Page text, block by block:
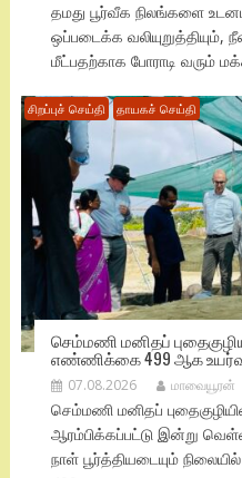
தமது பூர்வீக நிலங்களை
ஒப்படைக்க
மீட்பதற்காக போராடி வரும்
சிறப்புச் செய்தி தாயகச் செய்தி
செம்மணி மனிதப்
எண்ணிக்கை 499 ஆக
07.08.2026 மாவையூரன்
செம்மணி மனிதப்
ஆரம்பிக்கப்பட்டு இன்று
நாள் பூர்த்தியடையும்